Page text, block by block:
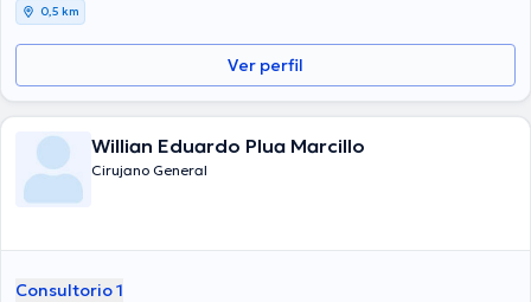
0,5 km
Ver perfil
Willian Eduardo Plua Marcillo
Cirujano General
Consultorio 1